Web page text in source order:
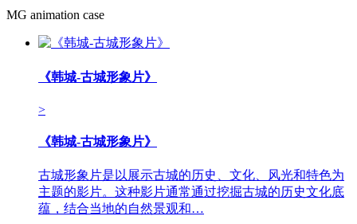
MG animation case
《韩城-古城形象片》
>
《韩城-古城形象片》
古城形象片是以展示古城的历史、文化、风光和特色为
主题的影片。这种影片通常通过挖掘古城的历史文化底
蕴，结合当地的自然景观和…